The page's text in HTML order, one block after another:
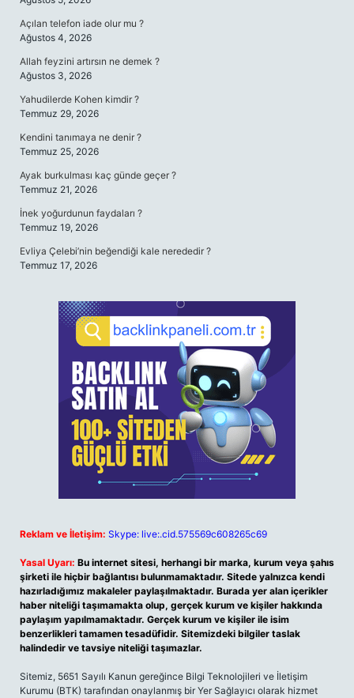
Açılan telefon iade olur mu ?
Ağustos 4, 2026
Allah feyzini artırsın ne demek ?
Ağustos 3, 2026
Yahudilerde Kohen kimdir ?
Temmuz 29, 2026
Kendini tanımaya ne denir ?
Temmuz 25, 2026
Ayak burkulması kaç günde geçer ?
Temmuz 21, 2026
İnek yoğurdunun faydaları ?
Temmuz 19, 2026
Evliya Çelebi’nin beğendiği kale nerededir ?
Temmuz 17, 2026
Reklam ve İletişim: Skype: live:.cid.575569c608265c69
Yasal Uyarı: Bu internet sitesi, herhangi bir marka, kurum veya şahıs
şirketi ile hiçbir bağlantısı bulunmamaktadır. Sitede yalnızca kendi
hazırladığımız makaleler paylaşılmaktadır. Burada yer alan içerikler
haber niteliği taşımamakta olup, gerçek kurum ve kişiler hakkında
paylaşım yapılmamaktadır. Gerçek kurum ve kişiler ile isim
benzerlikleri tamamen tesadüfidir. Sitemizdeki bilgiler taslak
halindedir ve tavsiye niteliği taşımazlar.
Sitemiz, 5651 Sayılı Kanun gereğince Bilgi Teknolojileri ve İletişim
Kurumu (BTK) tarafından onaylanmış bir Yer Sağlayıcı olarak hizmet